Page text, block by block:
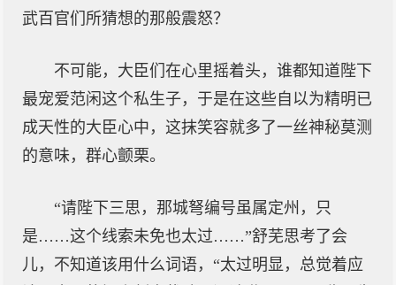
武百官们所猜想的那般震怒？
不可能，大臣们在心里摇着头，谁都知道陛下
最宠爱范闲这个私生子，于是在这些自以为精明已
成天性的大臣心中，这抹笑容就多了一丝神秘莫测
的意味，群心颤栗。
“请陛下三思，那城弩编号虽属定州，只
是……这个线索未免也太过……”舒芜思考了会
儿，不知道该用什么词语，“太过明显，总觉着应